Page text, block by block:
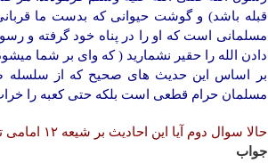
قبله باشد) و گوشت حیوانی که بدست ما
مسلمانی است که او را در پناه خود گرفته و
دادن الله را حقیر نشمارید ( که وای بر شما
بر اساس این حدیث های صحیح که از سلسله
مسلمان حرام قطعی است بلکه حتی کعبه را
حالا سوال دوم آیا این احادیث بر شیعه ۱۲ امامی تطبیق میکند؟
جواب